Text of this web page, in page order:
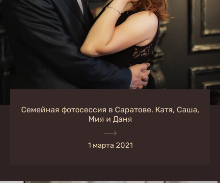
Семейная фотосессия в Саратове. Катя, Саша,
Мия и Даня
1 марта 2021